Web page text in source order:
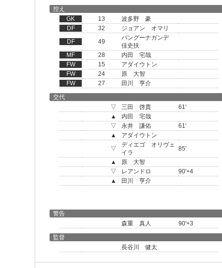
控え
GK
13
波多野 豪
DF
32
ジョアン オマリ
DF
49
バングーナガンデ
佳史扶
MF
28
内田 宅哉
FW
15
アダイウトン
FW
24
原 大智
FW
27
田川 亨介
交代
▽
三田 啓貴
61'
▲
内田 宅哉
▽
永井 謙佑
61'
▲
アダイウトン
▽
ディエゴ オリヴェ
イラ
85'
▲
原 大智
▽
レアンドロ
90'+4
▲
田川 亨介
警告
森重 真人
90'+3
監督
長谷川 健太